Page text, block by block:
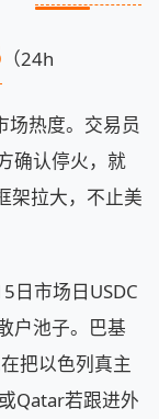
（24h
场热度。交易员
确认停火，就
架拉大，不止美
日市场日USDC
户池子。巴基
把以色列真主
Qatar若跟进外